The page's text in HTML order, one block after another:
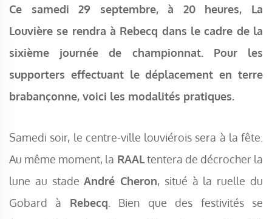
Ce samedi 29 septembre, à 20 heures, La
Louvière se rendra à Rebecq dans le cadre de la
sixième journée de championnat. Pour les
supporters effectuant le déplacement en terre
brabançonne, voici les modalités pratiques.
Samedi soir, le centre-ville louviérois sera à la fête.
Au même moment, la RAALtentera de décrocher la
lune au stadeAndré Cheron, situé à la ruelle du
Gobard à Rebecq . Bien que des festivités se